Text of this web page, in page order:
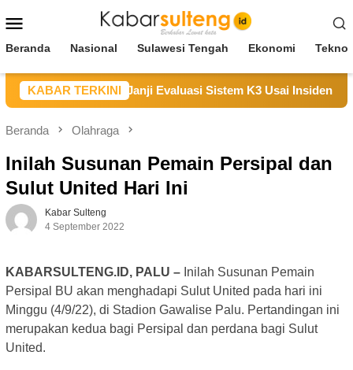
ke
Mobile
Beranda Nasional Sulawesi Tengah Ekonomi
KABAR TERKINI
Duka, Janji Evaluasi Sistem K3 Usai Insiden
Beranda Olahraga
Inilah Susunan Pemain Persipal dan
Sulut United Hari Ini
Kabar Sulteng
4 September 2022
KABARSULTENG.ID, PALU – Inilah Susunan Pemain
Persipal BU akan menghadapi Sulut United pada hari ini
Minggu (4/9/22), di Stadion Gawalise Palu. Pertandingan ini
merupakan kedua bagi Persipal dan perdana bagi Sulut
United.